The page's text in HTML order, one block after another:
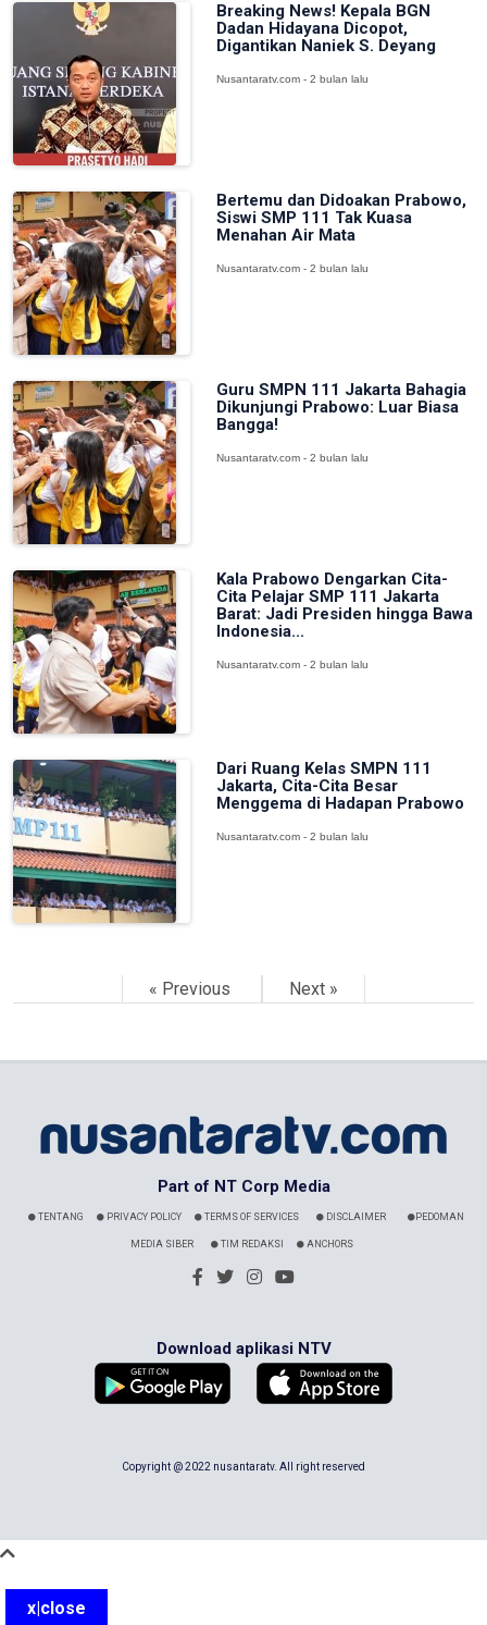
Breaking News! Kepala BGN
Dadan Hidayana Dicopot,
Digantikan Naniek S. Deyang
Nusantaratv.com - 2 bulan lalu
Bertemu dan Didoakan Prabowo,
Siswi SMP 111 Tak Kuasa
Menahan Air Mata
Nusantaratv.com - 2 bulan lalu
Guru SMPN 111 Jakarta Bahagia
Dikunjungi Prabowo: Luar Biasa
Bangga!
Nusantaratv.com - 2 bulan lalu
Kala Prabowo Dengarkan Cita-
Cita Pelajar SMP 111 Jakarta
Barat: Jadi Presiden hingga Bawa
Indonesia...
Nusantaratv.com - 2 bulan lalu
Dari Ruang Kelas SMPN 111
Jakarta, Cita-Cita Besar
Menggema di Hadapan Prabowo
Nusantaratv.com - 2 bulan lalu
« Previous Next »
Part of NT Corp Media
TENTANG PRIVACY POLICY TERMS OF SERVICES DISCLAIMER PEDOMAN
MEDIA SIBER TIM REDAKSI ANCHORS
Download aplikasi NTV
Copyright @ 2022 nusantaratv. All right reserved
x|close